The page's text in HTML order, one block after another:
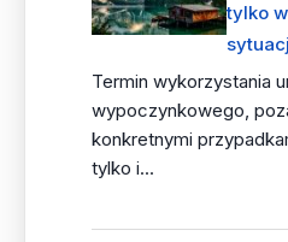
tylko
Termin wykorzystania
wypoczynkowego,
konkretnymi
tylko i...